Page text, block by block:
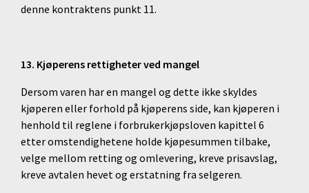
denne kontraktens punkt 11.
13. Kjøperens rettigheter ved mangel
Dersom varen har en mangel og dette ikke skyldes
kjøperen eller forhold på kjøperens side, kan kjøperen i
henhold til reglene i forbrukerkjøpsloven kapittel 6
etter omstendighetene holde kjøpesummen tilbake,
velge mellom retting og omlevering, kreve prisavslag,
kreve avtalen hevet og erstatning fra selgeren.